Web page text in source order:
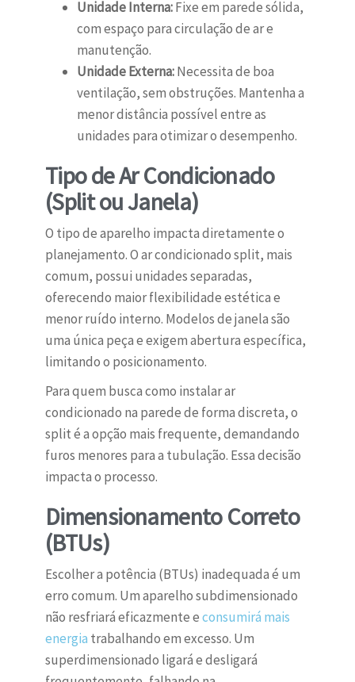
Unidade Interna:Fixe em parede sólida,
com espaço para circulação de ar e
manutenção.
Unidade Externa:Necessita de boa
ventilação, sem obstruções. Mantenha a
menor distância possível entre as
unidades para otimizar o desempenho.
Tipo de Ar Condicionado
(Split ou Janela)
O tipo de aparelho impacta diretamente o
planejamento. O ar condicionado split, mais
comum, possui unidades separadas,
oferecendo maior flexibilidade estética e
menor ruído interno. Modelos de janela são
uma única peça e exigem abertura específica,
limitando o posicionamento.
Para quem busca como instalar ar
condicionado na parede de forma discreta, o
split é a opção mais frequente, demandando
furos menores para a tubulação. Essa decisão
impacta o processo.
Dimensionamento Correto
(BTUs)
Escolher a potência (BTUs) inadequada é um
erro comum. Um aparelho subdimensionado
não resfriará eficazmente econsumirá mais
energia trabalhando em excesso. Um
superdimensionado ligará e desligará